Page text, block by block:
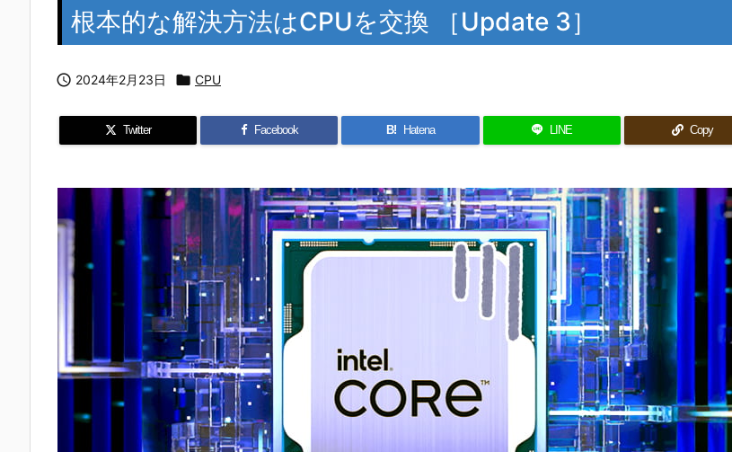
根本的な解決方法はCPUを交換 ［Update 3］
 2024年2月23日  CPU
Twitter Facebook B! Hatena LINE Copy